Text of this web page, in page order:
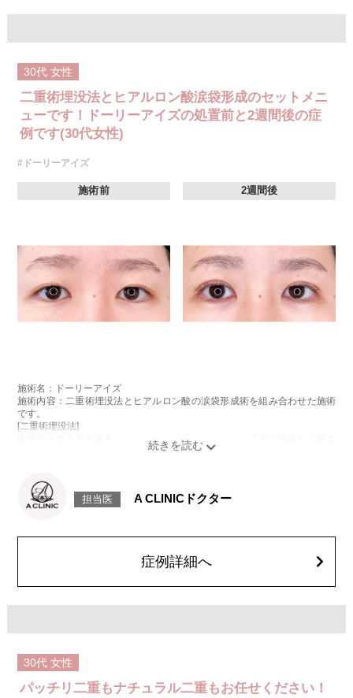
施術名：目の上の脂肪取り
で、まぶたが軽くなり、目元がすっきりとした印象になります。二重のラ
インもよりくっきりと出やすくなるため、眠たそうな目元や重たいまぶた
にお悩みの方に適した施術です。
施術時間：約15分程
リスク、副作用：腫れ、内出血、疼痛などが術後一時的に生じることがご
ざいます。また、稀に細菌感染症、左右差、肥厚性瘢痕、創部陥凹などが
生じることがございます。
オプション：笑気麻酔 3,300円(税込)
30代 女性
二重術埋没法とヒアルロン酸涙袋形成のセットメニ
ューです！ドーリーアイズの処置前と2週間後の症
例です(30代女性)
#ドーリーアイズ
施術前 2週間後
施術名：ドーリーアイズ
施術内容：二重術埋没法とヒアルロン酸の涙袋形成術を組み合わせた施術
です。
[二重術埋没法]
医療用の縫合糸を皮膚から瞼板に通し、結紮した糸を皮下へ埋没し二重ま
施術時間：約15～20分程
リスク、副作用：腫れ、内出血、疼痛、目がごろごろする違和感などが術
症、血管閉塞などが生じることがございます。注入箇所を強く刺激するよ
うなマッサージは1〜2週間ほどお控えください。
費用：モニター価格54,800円(税込)
担当医 A CLINICドクター
症例詳細へ
30代 女性
パッチリ二重もナチュラル二重もお任せください！